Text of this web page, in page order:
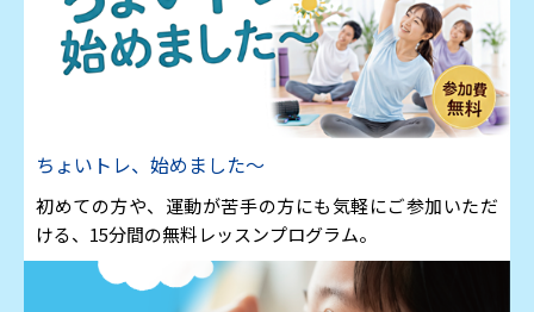
ちょいトレ、始めました～
初めての方や、運動が苦手の方にも気軽にご参加いただ
ける、15分間の無料レッスンプログラム。